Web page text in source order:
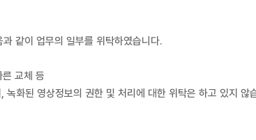
음과 같이 업무의 일부를 위탁하였습니다.
에 따른 교체 등
화된 영상정보의 권한 및 처리에 대한 위탁은 하고 있지 않